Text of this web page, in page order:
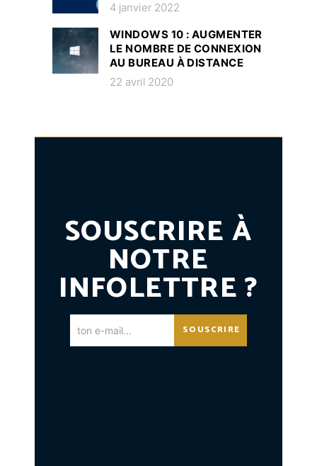
4 janvier 2022
WINDOWS 10 : AUGMENTER
LE NOMBRE DE CONNEXION
AU BUREAU À DISTANCE
22 avril 2020
SOUSCRIRE À
NOTRE
INFOLETTRE ?
SOUSCRIRE